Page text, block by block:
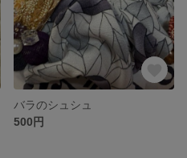
バラのシュシュ
500円